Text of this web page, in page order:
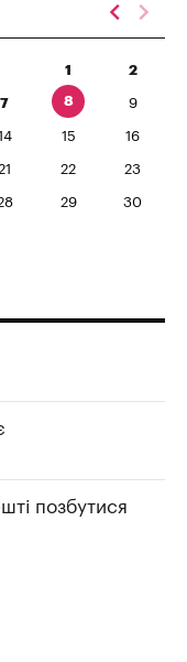
1 2
7 8 9
15 16
22 23
29 30
позбутися